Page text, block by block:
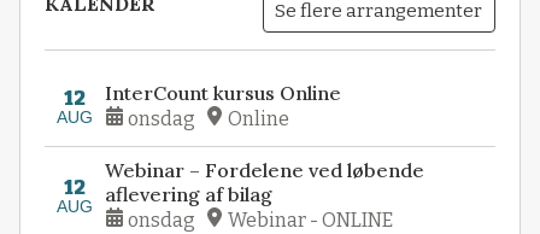
Se flere arrangementer
12
AUG
InterCount kursus Online
onsdag Online
12
AUG
Webinar – Fordelene ved løbende
aflevering af bilag
onsdag Webinar - ONLINE